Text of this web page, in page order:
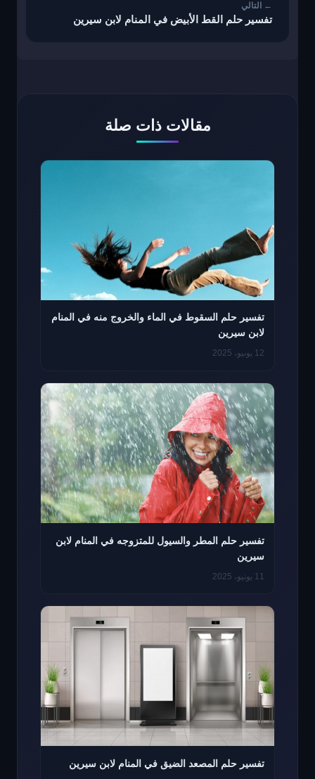
تفسير حلم القط الأبيض في المنام لابن سيرين
مقالات ذات صلة
تفسير حلم السقوط في الماء والخروج منه في المنام
لابن سيرين
12 يونيو، 2025
تفسير حلم المطر والسيول للمتزوجه في المنام لابن
سيرين
11 يونيو، 2025
تفسير حلم المصعد الضيق في المنام لابن سيرين